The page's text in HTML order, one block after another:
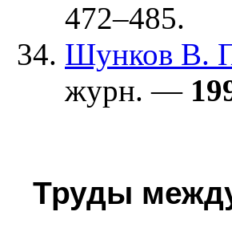
472–485.
Шунков В.
журн. —
Труды